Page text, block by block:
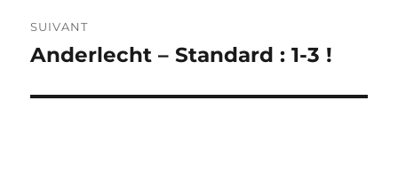
SUIVANT
Publication
Anderlecht – Standard : 1-3 !